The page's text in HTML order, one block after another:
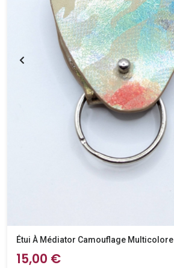
Étui À Médiator Camouflage Multicolore
15,00 €